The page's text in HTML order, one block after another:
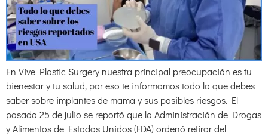
En Vive Plastic Surgery nuestra principal preocupación es tu
bienestar y tu salud, por eso te informamos todo lo que debes
saber sobre implantes de mama y sus posibles riesgos. El
pasado 25 de julio se reportó que la Administración de Drogas
y Alimentos de Estados Unidos (FDA) ordenó retirar del